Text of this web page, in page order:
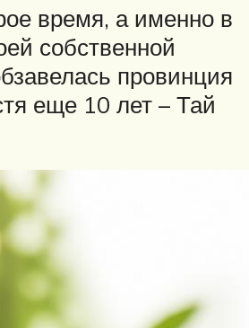
время, а именно в
собственной
провинция
еще 10 лет – Тай